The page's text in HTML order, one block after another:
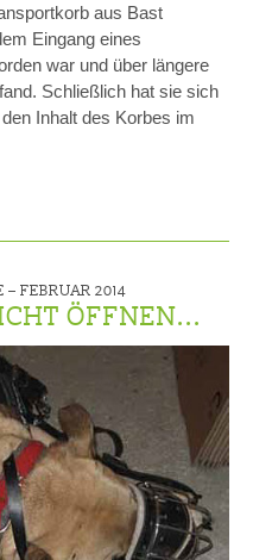
aus Bast
Eingang eines
war und über längere
Schließlich hat sie sich
Inhalt des Korbes im
– FEBRUAR 2014
ÖFFNEN...